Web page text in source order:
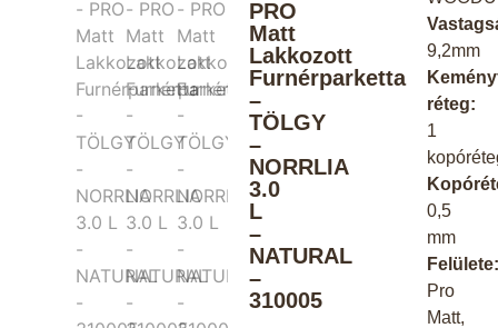
PRO
Matt
Lakkozott
Furnérparketta
–
TÖLGY
–
NORRLIA
3.0
L
–
NATURAL
–
310005
9,2mm
réteg:
1
0,5
mm
Pro
Matt,